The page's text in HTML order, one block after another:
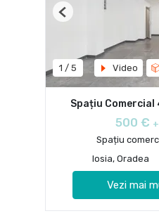
1 / 5 Video
Previous
Spațiu Comercial
500 €
Spațiu
Iosia, Oradea
Vezi mai